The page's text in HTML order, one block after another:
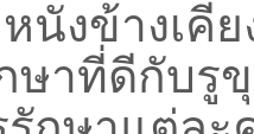
นังข้างเคี
ษาที่ดีกับรู